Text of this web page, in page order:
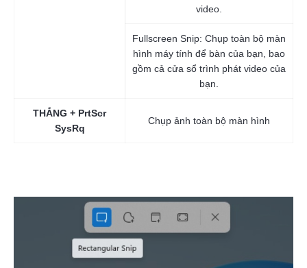
video.
Fullscreen Snip: Chụp toàn bộ màn
hình máy tính để bàn của bạn, bao
gồm cả cửa sổ trình phát video của
bạn.
THẮNG + PrtScr
SysRq
Chụp ảnh toàn bộ màn hình